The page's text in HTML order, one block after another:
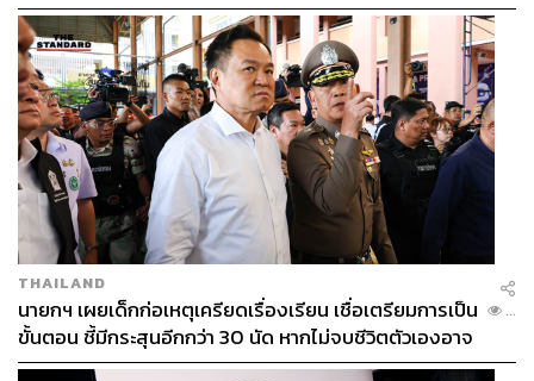
THAILAND
นายกฯ เผยเด็กก่อเหตุเครียดเรื่องเรียน เชื่อเตรียมการเป็น
ขั้นตอน ชี้มีกระสุนอีกกว่า 30 นัด หากไม่จบชีวิตตัวเองอาจ
สูญเสียเพิ่ม
...